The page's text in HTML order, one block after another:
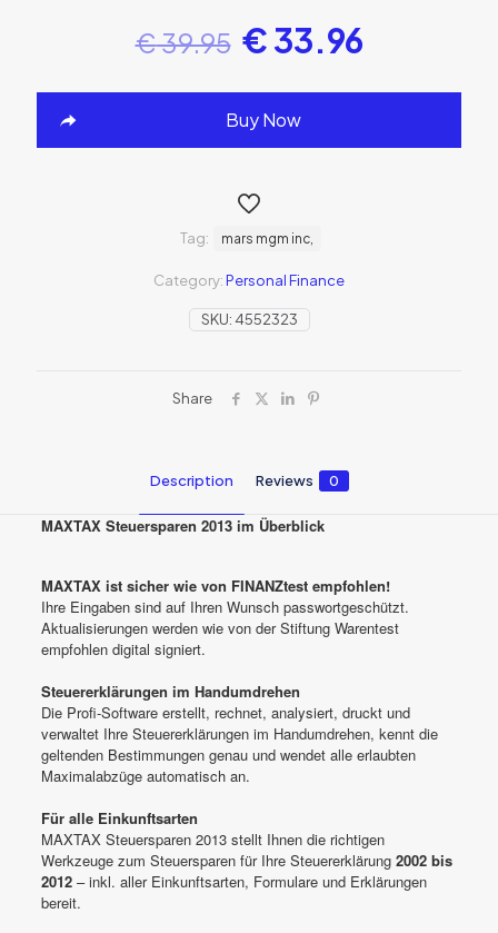
€39.95 €33.96
Buy Now
SKU: 4552323
Category:Personal Finance
Tag: mars mgm inc,
Share
Description Reviews 0
MAXTAX Steuersparen 2013 im Überblick
MAXTAX ist sicher wie von FINANZtest empfohlen!
Ihre Eingaben sind auf Ihren Wunsch passwortgeschützt.
Aktualisierungen werden wie von der Stiftung Warentest
empfohlen digital signiert.
Steuererklärungen im Handumdrehen
Die Profi-Software erstellt, rechnet, analysiert, druckt und
verwaltet Ihre Steuererklärungen im Handumdrehen, kennt die
geltenden Bestimmungen genau und wendet alle erlaubten
Maximalabzüge automatisch an.
Für alle Einkunftsarten
MAXTAX Steuersparen 2013 stellt Ihnen die richtigen
Werkzeuge zum Steuersparen für Ihre Steuererklärung 2002 bis
2012– inkl. aller Einkunftsarten, Formulare und Erklärungen
bereit.